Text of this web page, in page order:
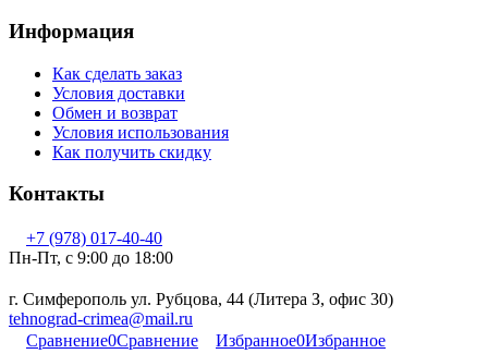
Информация
Как сделать заказ
Условия доставки
Обмен и возврат
Условия использования
Как получить скидку
Контакты
+7 (978) 017-40-40
Пн-Пт, c 9:00 до 18:00
г. Симферополь ул. Рубцова, 44 (Литера З, офис 30)
tehnograd-crimea@mail.ru
Сравнение0Сравнение Избранное0Избранное